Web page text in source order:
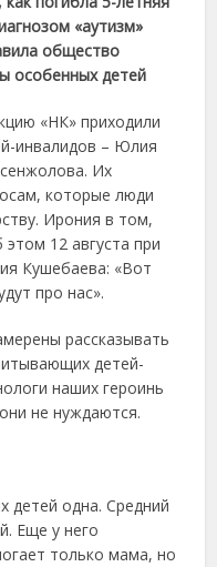
«аутизм»
общество
особенных детей
«НК» приходили
инвалидов – Юлия
Их
которые люди
Ирония в том,
12 августа при
Кушебаева: «Вот
про нас».
рассказывать
детей-
наших героинь
не нуждаются.
детей одна. Средний
Еще у него
только мама, но